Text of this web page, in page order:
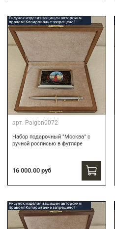
Рисунок изделия защищен авторским
правом! Копирование запрещено!
арт. Palgbn0072
Набор подарочный "Москва" с
ручной росписью в футляре
16 000.00 руб
Рисунок изделия защищен авторским
правом! Копирование запрещено!